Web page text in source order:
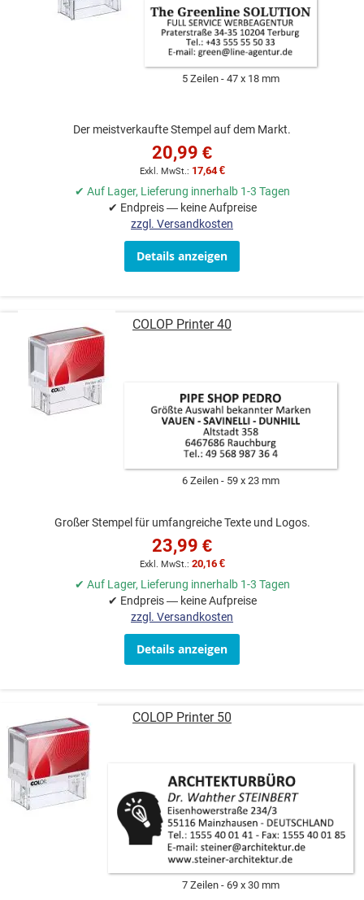
5 Zeilen 47 x 18 mm
Der meistverkaufte Stempel auf dem Markt.
20,99 €
17,64 €
✔ Auf Lager, Lieferung innerhalb 1-3 Tagen
✔ Endpreis — keine Aufpreise
zzgl. Versandkosten
Details anzeigen
COLOP Printer 40
6 Zeilen 59 x 23 mm
Großer Stempel für umfangreiche Texte und Logos.
23,99 €
20,16 €
✔ Auf Lager, Lieferung innerhalb 1-3 Tagen
✔ Endpreis — keine Aufpreise
zzgl. Versandkosten
Details anzeigen
COLOP Printer 50
7 Zeilen 69 x 30 mm